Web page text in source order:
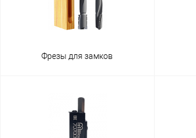
Фрезы для замков